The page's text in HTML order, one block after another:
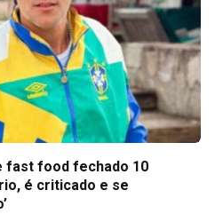
fast food fechado 10
é criticado e se